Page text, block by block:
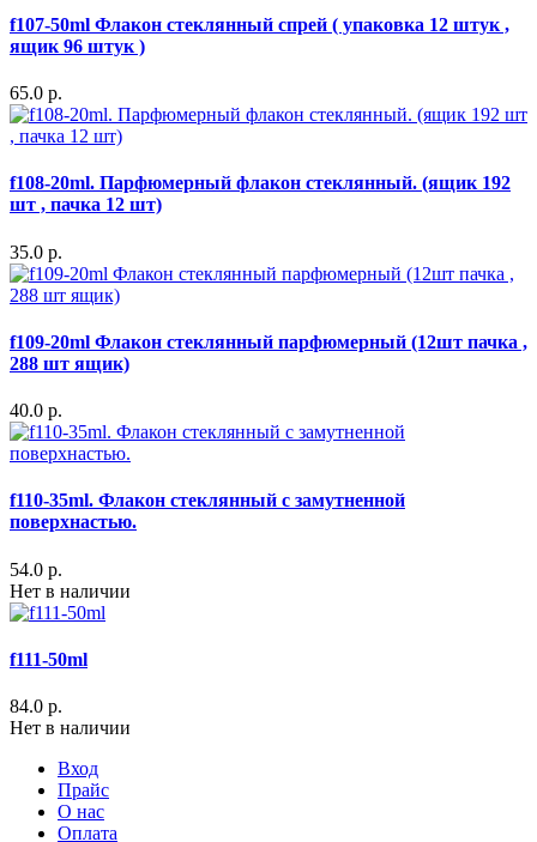
f107-50ml Флакон стеклянный спрей ( упаковка 12 штук ,
ящик 96 штук )
65.0 р.
f108-20ml. Парфюмерный флакон стеклянный. (ящик 192
шт , пачка 12 шт)
35.0 р.
f109-20ml Флакон стеклянный парфюмерный (12шт пачка ,
288 шт ящик)
40.0 р.
f110-35ml. Флакон стеклянный с замутненной
поверхнастью.
54.0 р.
Нет в наличии
f111-50ml
84.0 р.
Нет в наличии
Вход
Прайс
О нас
Оплата